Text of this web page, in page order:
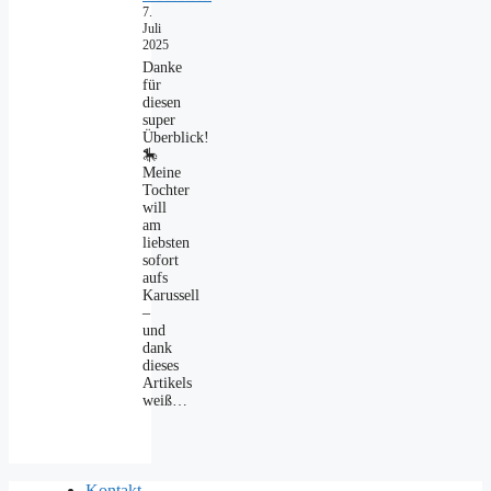
7.
Juli
2025
Danke
für
diesen
super
Überblick!
🎠
Meine
Tochter
will
am
liebsten
sofort
aufs
Karussell
–
und
dank
dieses
Artikels
weiß…